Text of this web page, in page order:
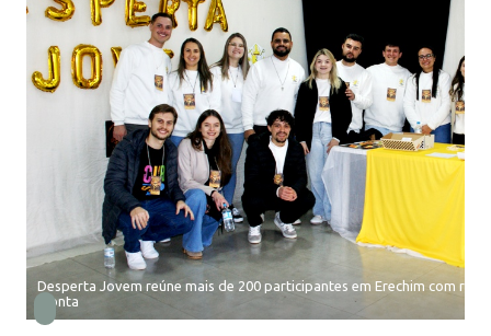
Desperta Jovem reúne mais de 200 participantes em Erechim com
Monta